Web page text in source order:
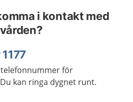
i kontakt med
vården?
för
kan ringa dygnet runt.